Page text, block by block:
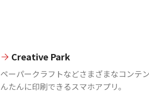
Creative Park
ペーパークラフトなどさまざまなコンテ
んたんに印刷できるスマホアプリ。